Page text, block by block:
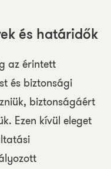
és határidők
az érintett
és biztonsági
biztonságáért
Ezen kívül eleget